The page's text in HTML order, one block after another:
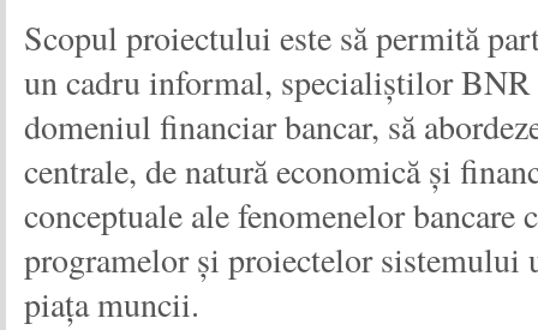
Scopul proiectului este să permită
un cadru informal, specialiștilor
domeniul financiar bancar, să
centrale, de natură economică și
conceptuale ale fenomenelor bancare
programelor şi proiectelor sistemului
piața muncii.